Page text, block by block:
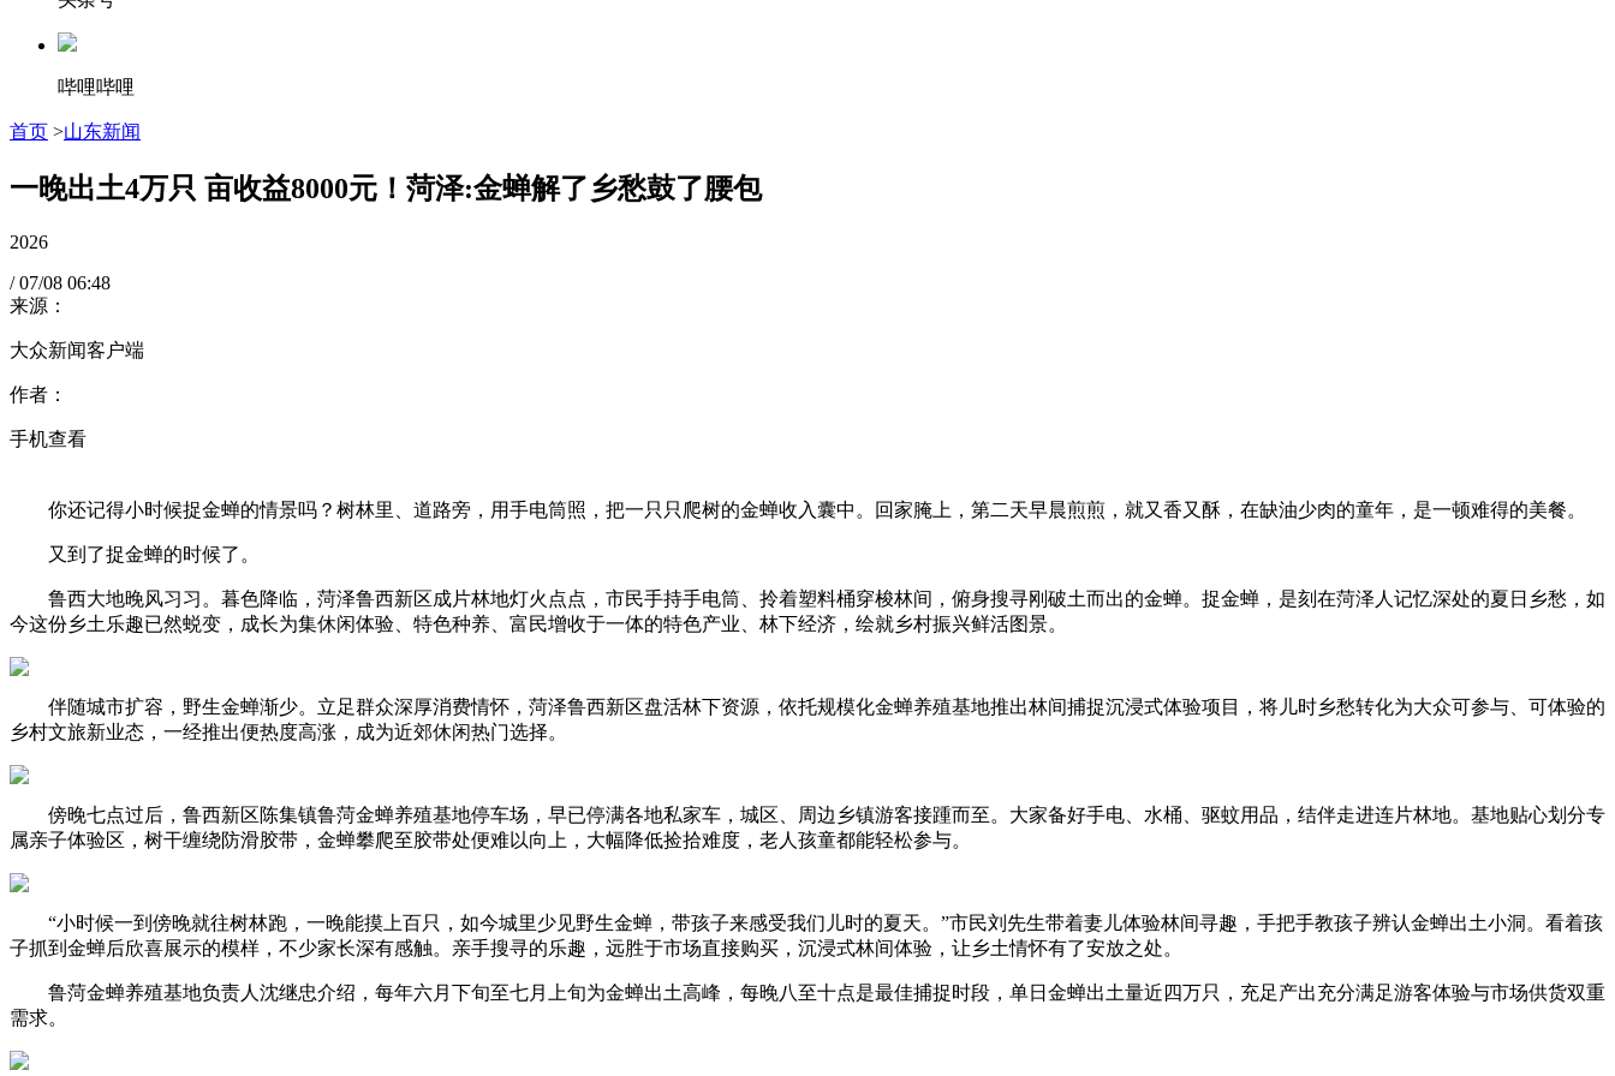
哔哩哔哩
首页 >山东新闻
一晚出土4万只 亩收益8000元！菏泽:金蝉解了乡愁鼓了腰包
2026
/ 07/08 06:48
来源：
大众新闻客户端
作者：
手机查看
你还记得小时候捉金蝉的情景吗？树林里、道路旁，用手电筒照，把一只只爬树的金蝉收入囊中。回家腌上，第二天早晨煎煎，就又香又酥，在缺油少肉的童年，是一顿难得的美餐。
又到了捉金蝉的时候了。
鲁西大地晚风习习。暮色降临，菏泽鲁西新区成片林地灯火点点，市民手持手电筒、拎着塑料桶穿梭林间，俯身搜寻刚破土而出的金蝉。捉金蝉，是刻在菏泽人记忆深处的夏日乡愁，如
今这份乡土乐趣已然蜕变，成长为集休闲体验、特色种养、富民增收于一体的特色产业、林下经济，绘就乡村振兴鲜活图景。
伴随城市扩容，野生金蝉渐少。立足群众深厚消费情怀，菏泽鲁西新区盘活林下资源，依托规模化金蝉养殖基地推出林间捕捉沉浸式体验项目，将儿时乡愁转化为大众可参与、可体验的
乡村文旅新业态，一经推出便热度高涨，成为近郊休闲热门选择。
傍晚七点过后，鲁西新区陈集镇鲁菏金蝉养殖基地停车场，早已停满各地私家车，城区、周边乡镇游客接踵而至。大家备好手电、水桶、驱蚊用品，结伴走进连片林地。基地贴心划分专
属亲子体验区，树干缠绕防滑胶带，金蝉攀爬至胶带处便难以向上，大幅降低捡拾难度，老人孩童都能轻松参与。
“小时候一到傍晚就往树林跑，一晚能摸上百只，如今城里少见野生金蝉，带孩子来感受我们儿时的夏天。”市民刘先生带着妻儿体验林间寻趣，手把手教孩子辨认金蝉出土小洞。看着孩
子抓到金蝉后欣喜展示的模样，不少家长深有感触。亲手搜寻的乐趣，远胜于市场直接购买，沉浸式林间体验，让乡土情怀有了安放之处。
鲁菏金蝉养殖基地负责人沈继忠介绍，每年六月下旬至七月上旬为金蝉出土高峰，每晚八至十点是最佳捕捉时段，单日金蝉出土量近四万只，充足产出充分满足游客体验与市场供货双重
需求。